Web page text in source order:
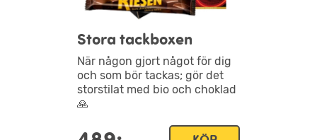
Stora tackboxen
När någon gjort något för dig
och som bör tackas; gör det
storstilat med bio och choklad
🙏